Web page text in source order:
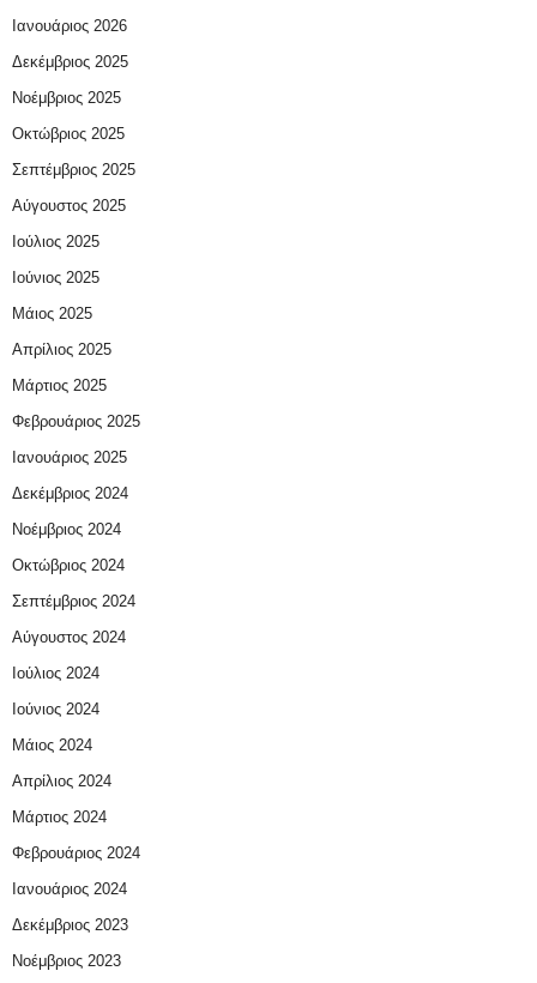
Ιανουάριος 2026
Δεκέμβριος 2025
Νοέμβριος 2025
Οκτώβριος 2025
Σεπτέμβριος 2025
Αύγουστος 2025
Ιούλιος 2025
Ιούνιος 2025
Μάιος 2025
Απρίλιος 2025
Μάρτιος 2025
Φεβρουάριος 2025
Ιανουάριος 2025
Δεκέμβριος 2024
Νοέμβριος 2024
Οκτώβριος 2024
Σεπτέμβριος 2024
Αύγουστος 2024
Ιούλιος 2024
Ιούνιος 2024
Μάιος 2024
Απρίλιος 2024
Μάρτιος 2024
Φεβρουάριος 2024
Ιανουάριος 2024
Δεκέμβριος 2023
Νοέμβριος 2023